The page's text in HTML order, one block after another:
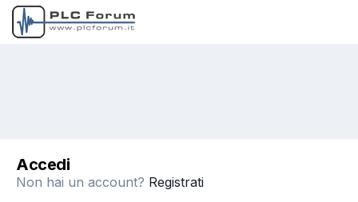
Accedi
Non hai un account? Registrati